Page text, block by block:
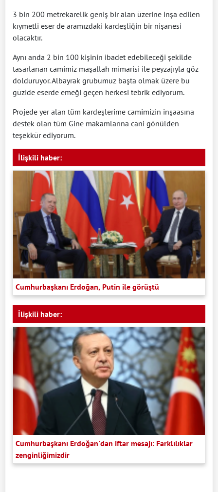
3 bin 200 metrekarelik geniş bir alan üzerine inşa edilen
kıymetli eser de aramızdaki kardeşliğin bir nişanesi
olacaktır.
Aynı anda 2 bin 100 kişinin ibadet edebileceği şekilde
tasarlanan camimiz maşallah mimarisi ile peyzajıyla göz
dolduruyor. Albayrak grubumuz başta olmak üzere bu
güzide eserde emeği geçen herkesi tebrik ediyorum.
Projede yer alan tüm kardeşlerime camimizin inşaasına
destek olan tüm Gine makamlarına cani gönülden
teşekkür ediyorum.
İlişkili haber:
Cumhurbaşkanı Erdoğan, Putin ile görüştü
İlişkili haber:
Cumhurbaşkanı Erdoğan'dan iftar mesajı: Farklılıklar
zenginliğimizdir